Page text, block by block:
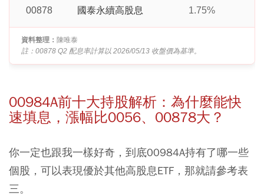
00878 國泰永續高股息 1.75%
資料整理： 陳唯泰
註：00878 Q2 配息率計算以 2026/05/13 收盤價為基準。
00984A前十大持股解析：為什麼能快
速填息，漲幅比0056、00878大？
你一定也跟我一樣好奇，到底00984A持有了哪一些
個股，可以表現優於其他高股息ETF，那就請參考表
三。